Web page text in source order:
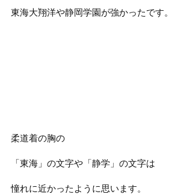
東海大翔洋や静岡学園が強かったです。
柔道着の胸の
「東海」の文字や「静学」の文字は
憧れに近かったように思います。